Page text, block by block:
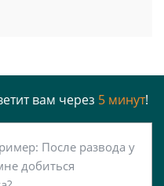
вам через 5 минут!